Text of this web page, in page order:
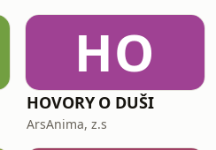
HO
HOVORY O DUŠI
ArsAnima, z.s